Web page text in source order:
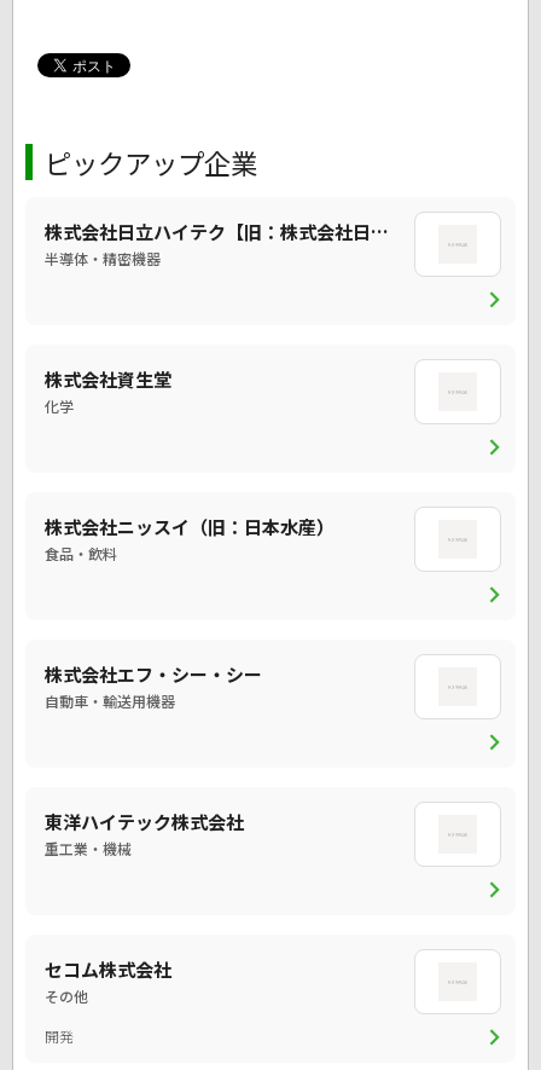
ピックアップ企業
株式会社日立ハイテク【旧：株式会社日立ハイテクノロジーズ】
半導体・精密機器
chevron_right
株式会社資生堂
化学
chevron_right
株式会社ニッスイ（旧：日本水産）
食品・飲料
chevron_right
株式会社エフ・シー・シー
自動車・輸送用機器
chevron_right
東洋ハイテック株式会社
重工業・機械
chevron_right
セコム株式会社
その他
開発
chevron_right